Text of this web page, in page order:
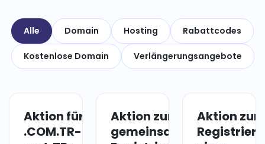
Alle Domain Hosting Rabattcodes
Kostenlose Domain Verlängerungsangebote
Aktion für
.COM.TR-
DOMAIN
Aktion zur
gemeinsamen
DOMAIN
Aktion zur